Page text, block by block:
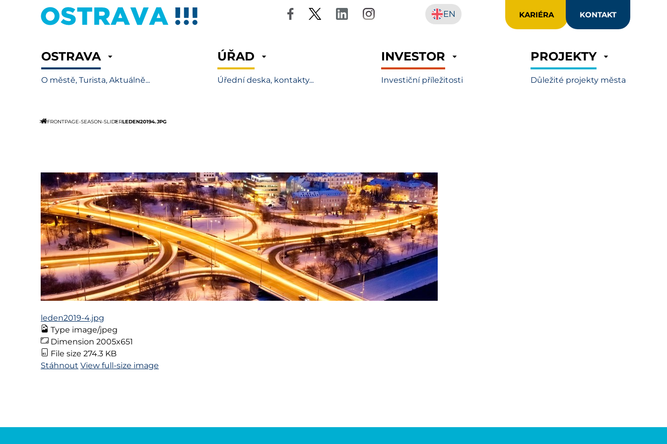
KARIÉRA KONTAKT
EN
OSTRAVA
O městě, Turista, Aktuálně...
ÚŘAD
Úřední deska, kontakty...
INVESTOR
Investiční příležitosti
PROJEKTY
Důležité projekty města
FRONTPAGE-SEASON-SLIDERLEDEN20194.JPG
leden2019-4.jpg
Type image/jpeg
Dimension 2005x651
File size 274.3 KB
Stáhnout View full-size image